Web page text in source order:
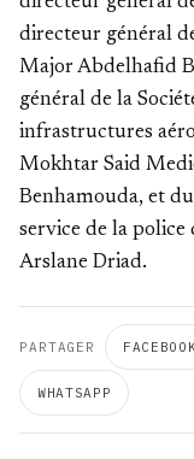
directeur général
Major Abdelhafid
général de la
infrastructures
Mokhtar Said
Benhamouda, et
service de la police
Arslane Driad.
PARTAGER
WHATSAPP